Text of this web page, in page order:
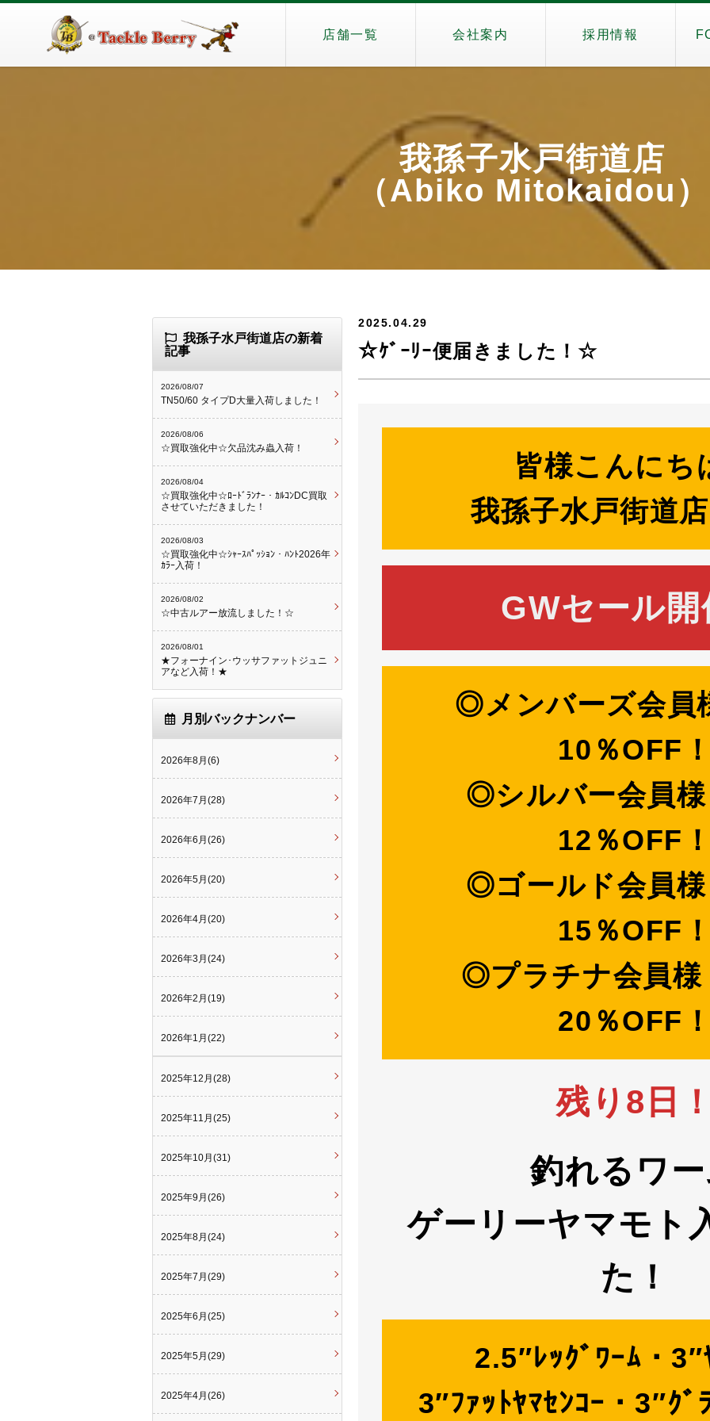
店舗一覧 会社案内 採用情報
我孫子水戸街道店
（Abiko Mitokaidou）
2025.04.29
☆ｹﾞｰﾘｰ便届きました！☆
皆様こんにち
我孫子水戸街道店
GWセール開
◎メンバーズ会
10％OFF！
◎シルバー会
12％OFF！
◎ゴールド会
15％OFF！
◎プラチナ会
20％OFF！
残り8日！
釣れるワ
ゲーリーヤマモト
た！
2.5″ﾚｯｸﾞﾜｰﾑ・3″
3″ﾌｧｯﾄﾔﾏｾﾝｺｰ・3″ｸﾞ
我孫子水戸街道店の新着
記事
2026/08/07
TN50/60 タイプD大量入荷しました！
2026/08/06
☆買取強化中☆欠品沈み蟲入荷！
2026/08/04
☆買取強化中☆ﾛｰﾄﾞﾗﾝﾅｰ・ｶﾙｺﾝDC買取
させていただきました！
2026/08/03
☆買取強化中☆ｼｬｰｽﾊﾟｯｼｮﾝ・ﾊﾝﾄ2026年
ｶﾗｰ入荷！
2026/08/02
☆中古ルアー放流しました！☆
2026/08/01
★フォーナイン･ウッサファットジュニ
アなど入荷！★
月別バックナンバー
2026年8月(6)
2026年7月(28)
2026年6月(26)
2026年5月(20)
2026年4月(20)
2026年3月(24)
2026年2月(19)
2026年1月(22)
2025年12月(28)
2025年11月(25)
2025年10月(31)
2025年9月(26)
2025年8月(24)
2025年7月(29)
2025年6月(25)
2025年5月(29)
2025年4月(26)